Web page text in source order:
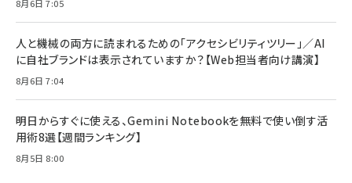
8月6日 7:05
人と機械の両方に読まれるための「アクセシビリティツリー」／AI
に自社ブランドは表示されていますか？【Web担当者向け講演】
8月6日 7:04
明日からすぐに使える、Gemini Notebookを無料で使い倒す活
用術8選【週間ランキング】
8月5日 8:00